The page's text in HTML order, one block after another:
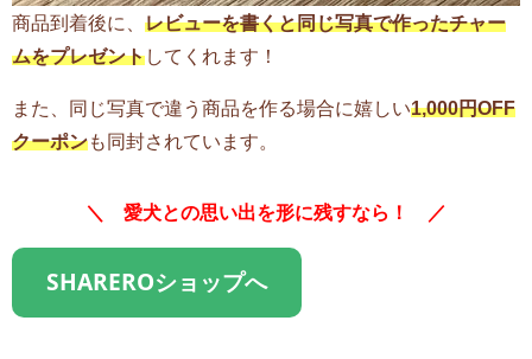
商品到着後に、 レビューを書くと同じ写真で作ったチャー
ムをプレゼントしてくれます！
また、同じ写真で違う商品を作る場合に嬉しい1,000円OFF
クーポンも同封されています。
＼ 愛犬との思い出を形に残すなら！ ／
SHAREROショップへ